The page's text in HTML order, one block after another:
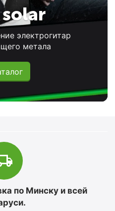
solar
электрогитар
метала
по Минску и всей